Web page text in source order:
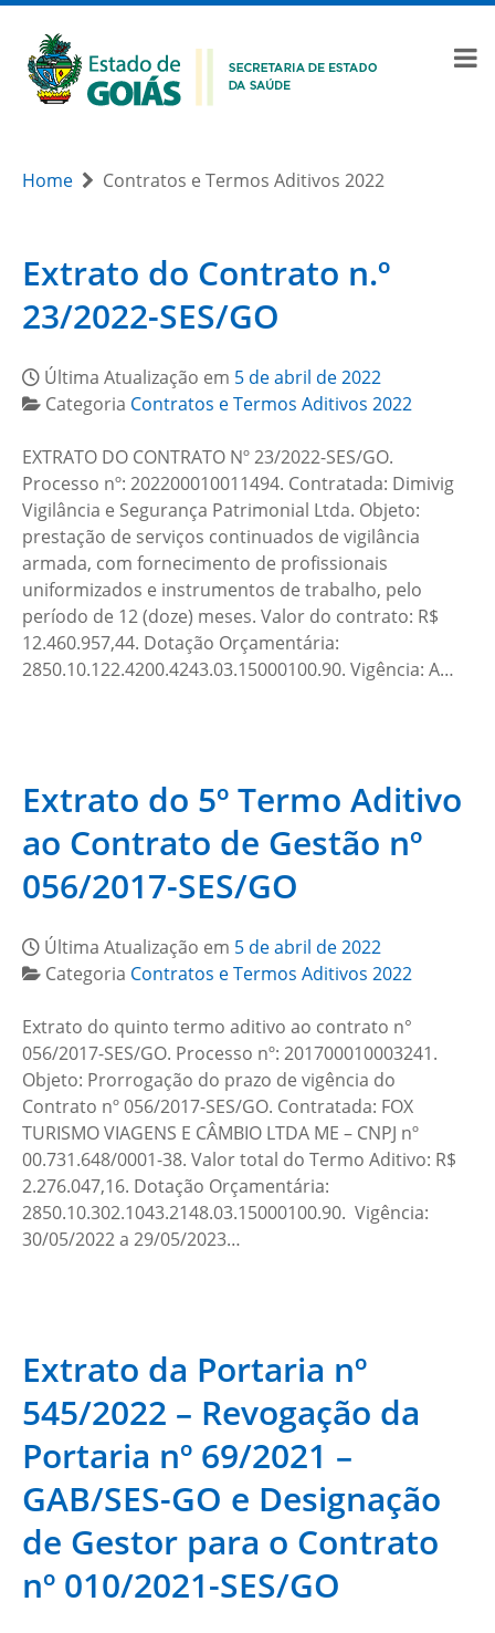
Home Contratos e Termos Aditivos 2022
Extrato do Contrato n.º
23/2022-SES/GO
Última Atualização em 5 de abril de 2022
Categoria Contratos e Termos Aditivos 2022
EXTRATO DO CONTRATO Nº 23/2022-SES/GO.
Processo nº: 202200010011494. Contratada: Dimivig
Vigilância e Segurança Patrimonial Ltda. Objeto:
prestação de serviços continuados de vigilância
armada, com fornecimento de profissionais
uniformizados e instrumentos de trabalho, pelo
período de 12 (doze) meses. Valor do contrato: R$
12.460.957,44. Dotação Orçamentária:
2850.10.122.4200.4243.03.15000100.90. Vigência: A…
Extrato do 5º Termo Aditivo
ao Contrato de Gestão nº
056/2017-SES/GO
Última Atualização em 5 de abril de 2022
Categoria Contratos e Termos Aditivos 2022
Extrato do quinto termo aditivo ao contrato n°
056/2017-SES/GO. Processo nº: 201700010003241.
Objeto: Prorrogação do prazo de vigência do
Contrato nº 056/2017-SES/GO. Contratada: FOX
TURISMO VIAGENS E CÂMBIO LTDA ME – CNPJ nº
00.731.648/0001-38. Valor total do Termo Aditivo: R$
2.276.047,16. Dotação Orçamentária:
2850.10.302.1043.2148.03.15000100.90. Vigência:
30/05/2022 a 29/05/2023…
Extrato da Portaria nº
545/2022 – Revogação da
Portaria nº 69/2021 –
GAB/SES-GO e Designação
de Gestor para o Contrato
nº 010/2021-SES/GO